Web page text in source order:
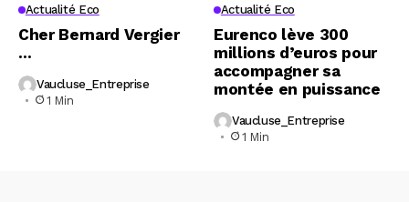
Actualité Eco
Cher Bernard Vergier
…
Vaucluse_Entreprise
1 Min
Actualité Eco
Eurenco lève 300
millions d’euros pour
accompagner sa
montée en puissance
Vaucluse_Entreprise
1 Min